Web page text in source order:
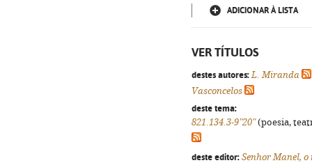
ADICIONAR À LISTA
VER TÍTULOS
destes autores: L. Miranda
Vasconcelos
deste tema:
821.134.3-9"20"(poesia,
deste editor: Senhor Manel, o